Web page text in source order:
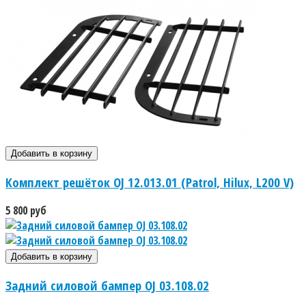
Комплект решёток OJ 12.013.01 (Patrol, Hilux, L200 V)
5 800 руб
Задний силовой бампер OJ 03.108.02